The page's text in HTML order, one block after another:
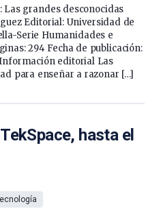
grandes desconocidas
Editorial: Universidad de
Serie Humanidades e
294 Fecha de publicación:
Información editorial Las
para enseñar a razonar […]
hasta el